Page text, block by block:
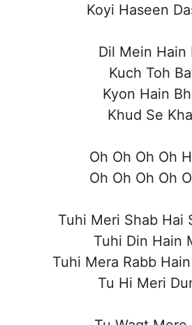
Koyi Haseen
Dil Mein Hain
Kuch Toh
Kyon Hain
Khud Se
Oh Oh Oh Oh
Oh Oh Oh Oh
Tuhi Meri Shab Hai
Tuhi Din Hain
Tuhi Mera Rabb
Tu Hi Meri